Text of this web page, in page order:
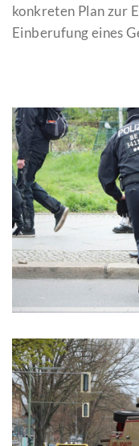
konkreten Plan zur
Einberufung eines